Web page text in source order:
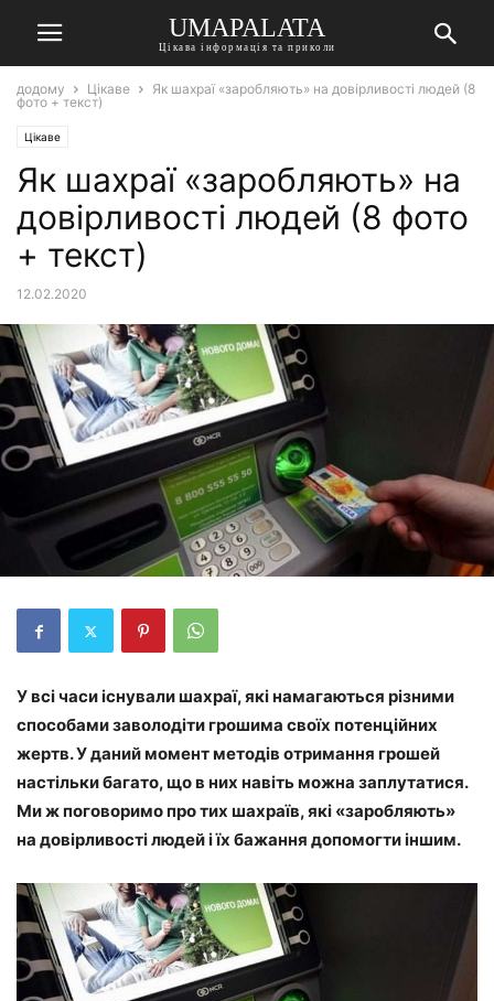
UMAPALATA
Цікава інформація та приколи
додому Цікаве
Як шахраї «заробляють» на довірливості людей (8
фото + текст)
Цікаве
Як шахраї «заробляють» на
довірливості людей (8 фото
+ текст)
12.02.2020
У всі часи існували шахраї, які намагаються різними
способами заволодіти грошима своїх потенційних
жертв. У даний момент методів отримання грошей
настільки багато, що в них навіть можна заплутатися.
Ми ж поговоримо про тих шахраїв, які «заробляють»
на довірливості людей і їх бажання допомогти іншим.